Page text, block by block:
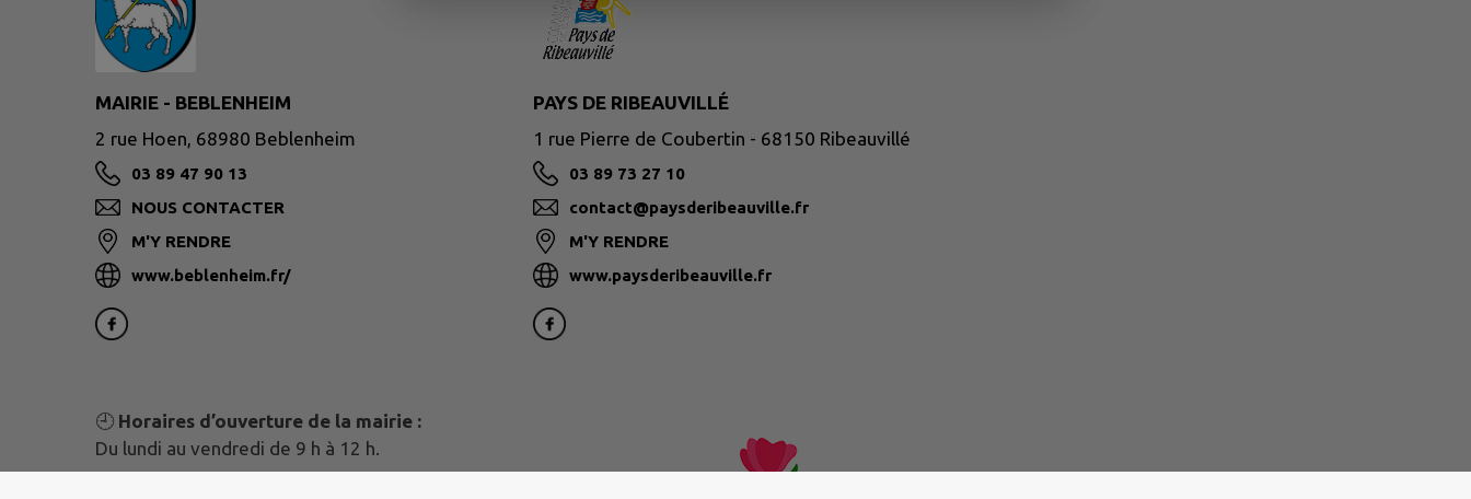
MAIRIE - BEBLENHEIM
2 rue Hoen, 68980 Beblenheim
03 89 47 90 13
NOUS CONTACTER
M'Y RENDRE
www.beblenheim.fr/
PAYS DE RIBEAUVILLÉ
1 rue Pierre de Coubertin - 68150 Ribeauvillé
03 89 73 27 10
contact@paysderibeauville.fr
M'Y RENDRE
www.paysderibeauville.fr
🕘 Horaires d’ouverture de la mairie :
Du lundi au vendredi de 9 h à 12 h.